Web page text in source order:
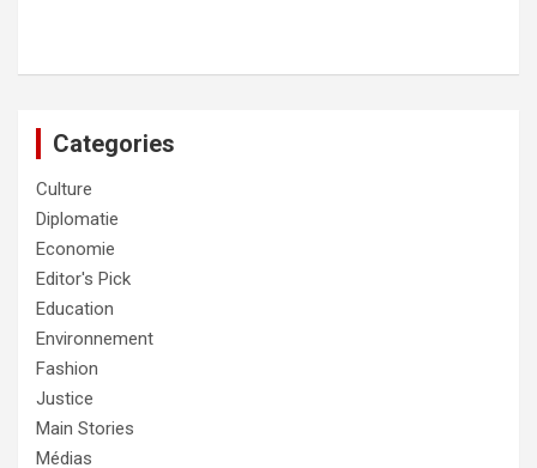
Categories
Culture
Diplomatie
Economie
Editor's Pick
Education
Environnement
Fashion
Justice
Main Stories
Médias